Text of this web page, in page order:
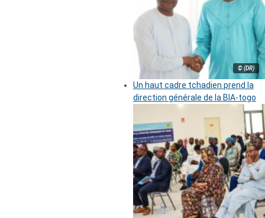
© (DR)
Un haut cadre tchadien prend la
direction générale de la BIA-togo